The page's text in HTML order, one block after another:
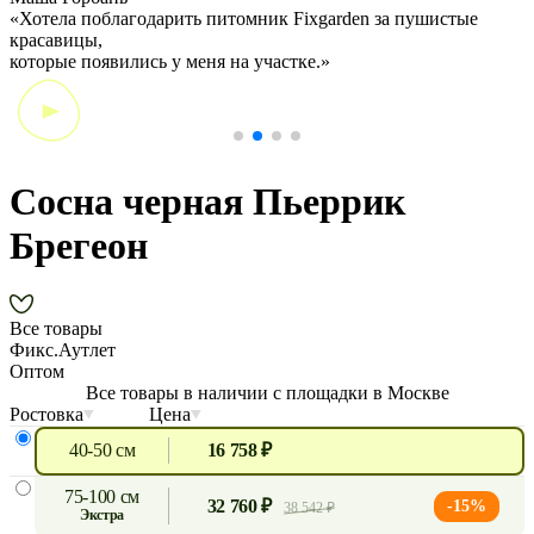
«Хотела поблагодарить питомник Fixgarden за пушистые
красавицы,
которые появились у меня на участке.»
Сосна черная Пьеррик
Брегеон
Все товары
Фикс.Аутлет
Оптом
Все товары в наличии с площадки в Москве
Ростовка
Цена
40-50 см
16 758 ₽
75-100 см
экстра 32 760 ₽ 38 542 ₽ -15%